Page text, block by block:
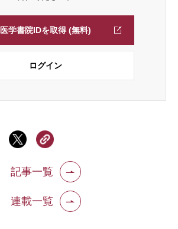
医学書院IDを取得 (無料)
ログイン
記事一覧
連載一覧